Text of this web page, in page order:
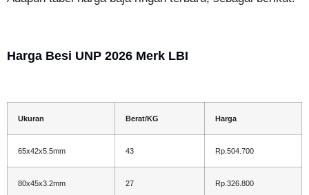
Harga Besi UNP 2026 Merk LBI
Ukuran Berat/KG Harga
65x42x5.5mm 43 Rp.504.700
80x45x3.2mm 27 Rp.326.800